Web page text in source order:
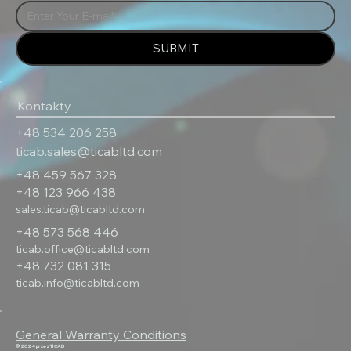
Kontakty
‎+48 534 206 258
ticab.sales@ticabltd.com
+48 459 567 328
+‎48 123 966 438
sales.ticab@ticabltd.com
+48 573 568 446
ticab.office@ticabltd.com
+48 732 081 315
ticab.info@ticabltd.com
SUBMIT
General Warranty Conditions
© 2024 przez TICAB